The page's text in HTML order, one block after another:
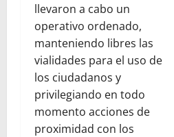
llevaron a cabo un
operativo ordenado,
manteniendo libres las
vialidades para el uso de
los ciudadanos y
privilegiando en todo
momento acciones de
proximidad con los